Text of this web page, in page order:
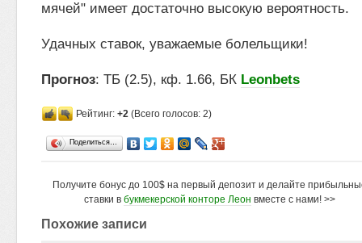
мячей" имеет достаточно высокую вероятность.
Удачных ставок, уважаемые болельщики!
Прогноз: ТБ (2.5), кф. 1.66, БК Leonbets
Рейтинг: +2 (Всего голосов: 2)
Поделиться…
Получите бонус до 100$ на первый депозит и делайте
ставки в букмекерской конторе Леон вместе с нами! >>
Похожие записи